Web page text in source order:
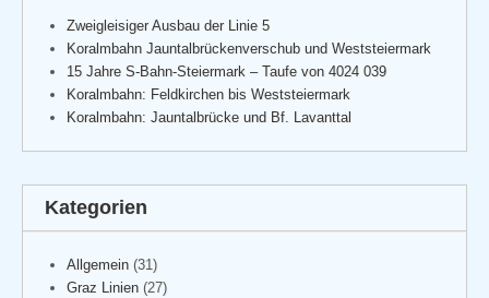
Zweigleisiger Ausbau der Linie 5
Koralmbahn Jauntalbrückenverschub und Weststeiermark
15 Jahre S-Bahn-Steiermark – Taufe von 4024 039
Koralmbahn: Feldkirchen bis Weststeiermark
Koralmbahn: Jauntalbrücke und Bf. Lavanttal
Kategorien
Allgemein (31)
Graz Linien (27)